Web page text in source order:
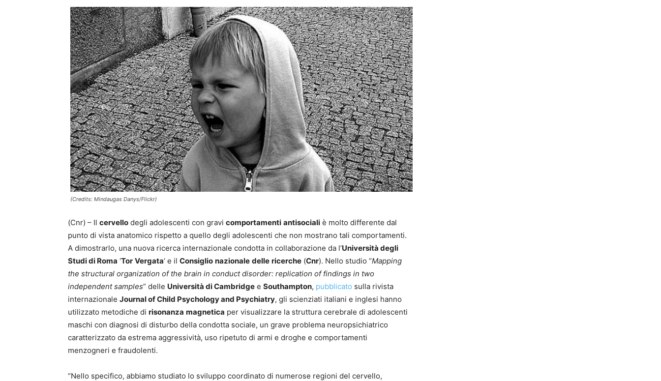
(Credits: Mindaugas Danys/Flickr)
(Cnr) – Il cervello degli adolescenti con gravi comportamenti antisociali è molto differente dal
punto di vista anatomico rispetto a quello degli adolescenti che non mostrano tali comportamenti.
A dimostrarlo, una nuova ricerca internazionale condotta in collaborazione da l’Università degli
Studi di Roma ‘Tor Vergata‘ e il Consiglio nazionale delle ricerche (Cnr). Nello studio “Mapping
the structural organization of the brain in conduct disorder: replication of findings in two
independent samples” delle Università di Cambridge e Southampton, pubblicato sulla rivista
internazionale Journal of Child Psychology and Psychiatry, gli scienziati italiani e inglesi hanno
utilizzato metodiche di risonanza magnetica per visualizzare la struttura cerebrale di adolescenti
maschi con diagnosi di disturbo della condotta sociale, un grave problema neuropsichiatrico
caratterizzato da estrema aggressività, uso ripetuto di armi e droghe e comportamenti
menzogneri e fraudolenti.
“Nello specifico, abbiamo studiato lo sviluppo coordinato di numerose regioni del cervello,